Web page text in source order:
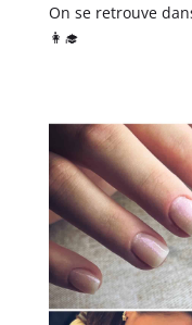
On se retrouve
👩‍🎓